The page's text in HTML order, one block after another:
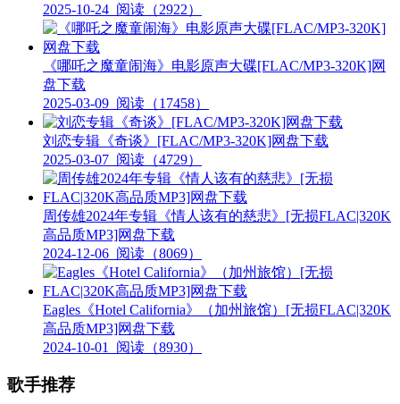
2025-10-24 阅读（2922）
《哪吒之魔童闹海》电影原声大碟[FLAC/MP3-320K]网
盘下载
2025-03-09 阅读（17458）
刘恋专辑《奇谈》[FLAC/MP3-320K]网盘下载
2025-03-07 阅读（4729）
周传雄2024年专辑《情人该有的慈悲》[无损FLAC|320K
高品质MP3]网盘下载
2024-12-06 阅读（8069）
Eagles《Hotel California》（加州旅馆）[无损FLAC|320K
高品质MP3]网盘下载
2024-10-01
阅读（8930）
歌手推荐